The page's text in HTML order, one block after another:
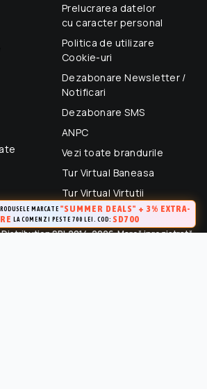
Prelucrarea datelor
cu caracter personal
Politica de utilizare
Cookie-uri
Dezabonare Newsletter /
Notificari
Dezabonare SMS
ANPC
Vezi toate brandurile
Tur Virtual Baneasa
Tur Virtual Virtutii
SRL 2014-2026. Marcă inregistrată.
MARCATE "SUMMER DEALS" + 3% EXTRA-
LA COMENZI PESTE 700 LEI. COD: SD700